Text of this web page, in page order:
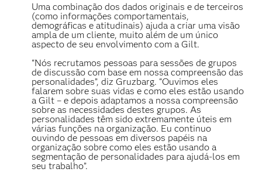
Uma combinação dos dados originais e de terceiros
(como informações comportamentais,
demográficas e atitudinais) ajuda a criar uma visão
ampla de um cliente, muito além de um único
aspecto de seu envolvimento com a Gilt.
“Nós recrutamos pessoas para sessões de grupos
de discussão com base em nossa compreensão das
personalidades”, diz Gruzbarg. “Ouvimos eles
falarem sobre suas vidas e como eles estão usando
a Gilt – e depois adaptamos a nossa compreensão
sobre as necessidades destes grupos. As
personalidades têm sido extremamente úteis em
várias funções na organização. Eu continuo
ouvindo de pessoas em diversos papéis na
organização sobre como eles estão usando a
segmentação de personalidades para ajudá-los em
seu trabalho”.